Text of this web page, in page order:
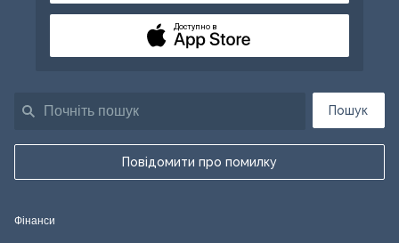
Пошук
Повідомити про помилку
Доступно в
Фінанси